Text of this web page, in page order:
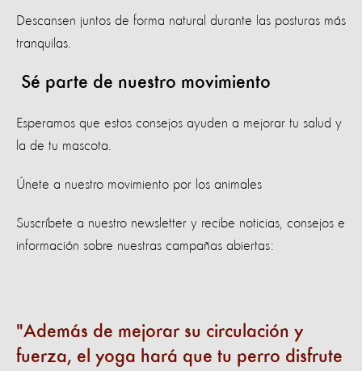
Descansen juntos de forma natural durante las posturas más
tranquilas.
Sé parte de nuestro movimiento
Esperamos que estos consejos ayuden a mejorar tu salud y
la de tu mascota.
Únete a nuestro movimiento por los animales
Suscríbete a nuestro newsletter y recibe noticias, consejos e
información sobre nuestras campañas abiertas:
Además de mejorar su circulación y
fuerza, el yoga hará que tu perro disfrute